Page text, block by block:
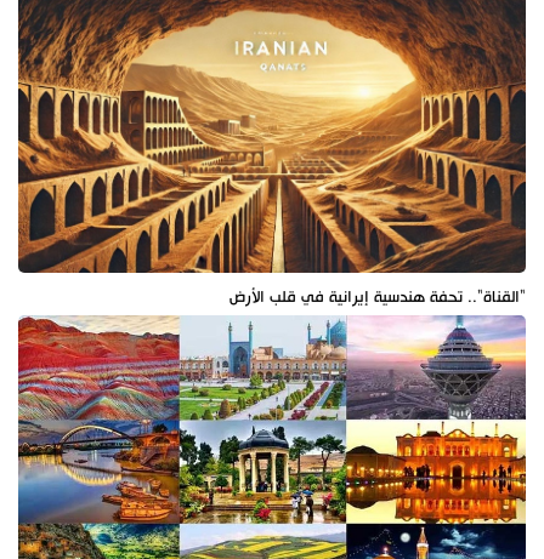
"القناة".. تحفة هندسية إيرانية في قلب الأرض